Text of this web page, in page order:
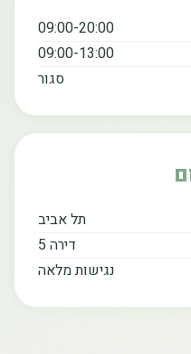
09:00-20:00
09:00-13:00
סגור
תל אביב
דירה 5
נגישות מלאה